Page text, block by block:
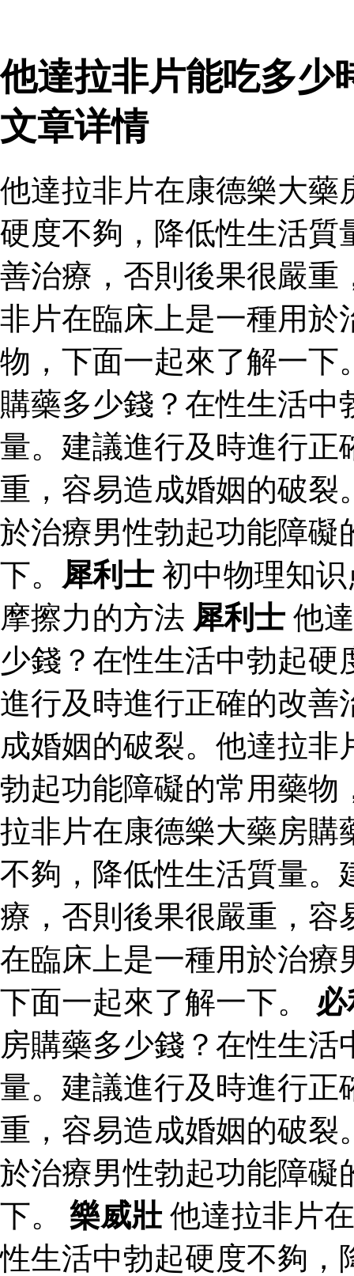
他達拉非片能吃多少
文章详情
他達拉非片在康德樂大藥
硬度不夠，降低性生活質
善治療，否則後果很嚴重
非片在臨床上是一種用於
物，下面一起來了解一下
購藥多少錢？在性生活
量。建議進行及時進行正
重，容易造成婚姻的破裂
於治療男性勃起功能障礙
下。 犀利士 初中物理知
摩擦力的方法 犀利士 他
少錢？在性生活中勃起
進行及時進行正確的改善
成婚姻的破裂。他達拉
勃起功能障礙的常用藥物
拉非片在康德樂大藥房購
不夠，降低性生活質量。
療，否則後果很嚴重，容
在臨床上是一種用於治療
下面一起來了解一下。
房購藥多少錢？在性生
量。建議進行及時進行正
重，容易造成婚姻的破裂
於治療男性勃起功能障礙
下。 樂威壯他達拉非片
性生活中勃起硬度不夠，